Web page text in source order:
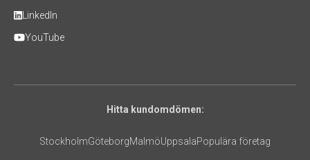
LinkedIn
YouTube
Hitta kundomdömen:
StockholmGöteborgMalmöUppsalaPopulära företag